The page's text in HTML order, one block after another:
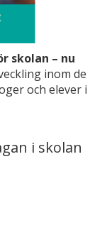
skolan – nu
inom de
och elever i
i skolan